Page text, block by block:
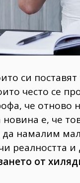
си
често се
че отново
е, че
намалим
реалността
от